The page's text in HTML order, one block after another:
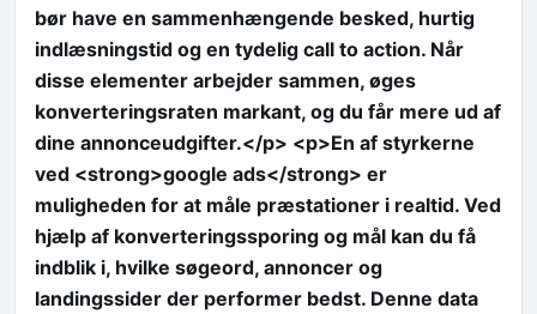
bør have en sammenhængende besked, hurtig
indlæsningstid og en tydelig call to action. Når
disse elementer arbejder sammen, øges
konverteringsraten markant, og du får mere ud af
dine annonceudgifter.</p> <p>En af styrkerne
ved <strong>google ads</strong> er
muligheden for at måle præstationer i realtid. Ved
hjælp af konverteringssporing og mål kan du få
indblik i, hvilke søgeord, annoncer og
landingssider der performer bedst. Denne data